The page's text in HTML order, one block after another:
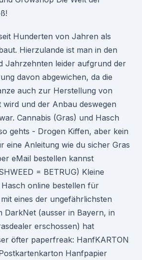
Hunderten von Jahren als
Hierzulande ist man in den
Jahrzehnten leider aufgrund der
davon abgewichen, da die
auch zur Herstellung von
wird und der Anbau deswegen
Cannabis (Gras) und Hasch
gehts - Drogen Kiffen, aber kein
eine Anleitung wie du sicher Gras
eMail bestellen kannst
= BETRUG) Kleine
online bestellen für
eines der ungefährlichsten
DarkNet (ausser in Bayern, in
erschossen) hat
öfter paperfreak: HanfKARTON
Hanfpapier